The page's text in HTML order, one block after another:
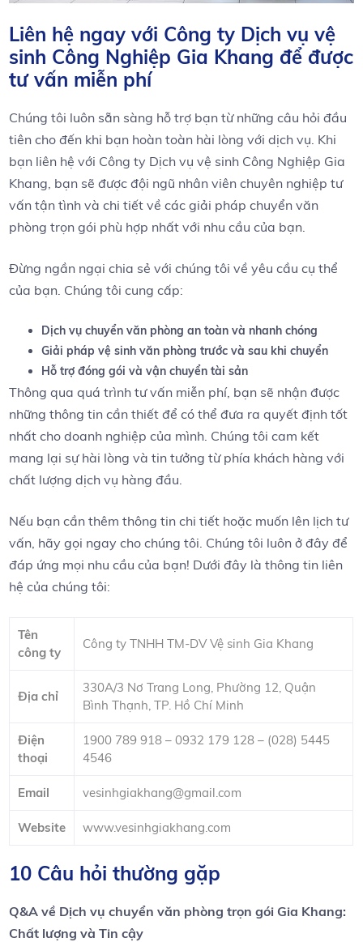
Liên hệ ngay với‌ Công ty Dịch vụ vệ
sinh ​Công Nghiệp Gia Khang để được⁢
tư vấn miễn ⁣phí
Chúng tôi luôn sẵn sàng⁢ hỗ trợ bạn từ ​những câu‌ hỏi đầu
tiên ⁣cho đến khi bạn hoàn toàn ⁤hài lòng​ với dịch vụ. Khi
bạn liên hệ với Công ty Dịch ⁢vụ vệ sinh Công Nghiệp Gia
Khang, bạn sẽ được đội ngũ nhân viên ​chuyên ⁢nghiệp tư
vấn tận tình và chi tiết về​ các giải pháp chuyển văn
phòng trọn gói ⁣phù ⁣hợp nhất ​với nhu cầu ​của bạn.
Đừng ngần ngại ‍chia‌ sẻ với chúng tôi về yêu cầu cụ thể
của bạn. Chúng tôi‌ cung cấp:
Dịch vụ chuyển⁢ văn phòng an toàn và nhanh chóng
Giải pháp vệ sinh văn phòng trước và‍ sau khi chuyển
Hỗ trợ ⁤đóng gói và vận chuyển tài sản
Thông qua quá trình tư vấn miễn phí, bạn sẽ ⁤nhận được
những thông tin cần thiết để ⁣có thể đưa ra quyết định tốt⁣
nhất cho doanh nghiệp ‌của mình. Chúng tôi cam kết
mang lại sự hài lòng và tin tưởng từ phía khách hàng với
chất lượng dịch vụ hàng⁣ đầu.
Nếu⁤ bạn cần thêm ⁣thông tin chi​ tiết hoặc muốn lên lịch tư
vấn, hãy gọi ⁣ngay cho ⁤chúng tôi. Chúng tôi luôn ở đây để
đáp ứng mọi nhu cầu của bạn! Dưới⁣ đây là thông tin liên
hệ⁢ của chúng tôi:
Tên
công⁢ ty
Công ty TNHH TM-DV Vệ sinh Gia Khang
Địa ⁣chỉ
330A/3 Nơ Trang Long, Phường 12, ​Quận
Bình Thạnh, TP. Hồ⁢ Chí Minh
Điện
thoại
1900 789 918 –‍ 0932 179 128 – (028) 5445
4546
Email vesinhgiakhang@gmail.com
Website www.vesinhgiakhang.com
10 Câu hỏi thường gặp
Q&A​ về ⁤Dịch vụ ⁢chuyển ⁤văn phòng trọn gói Gia Khang:
Chất lượng và Tin cậy